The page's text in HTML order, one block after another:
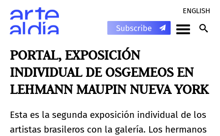
ENGLISH
PORTAL, EXPOSICIÓN
INDIVIDUAL DE OSGEMEOS EN
LEHMANN MAUPIN NUEVA YORK
Esta es la segunda exposición individual de los
artistas brasileros con la galería. Los hermanos